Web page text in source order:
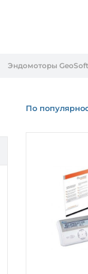
Эндомоторы
По